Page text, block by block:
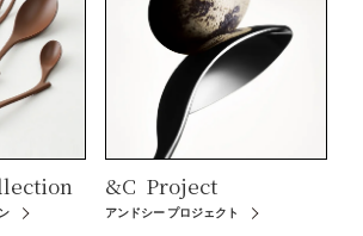
&C Project
アンドシー プロジェクト